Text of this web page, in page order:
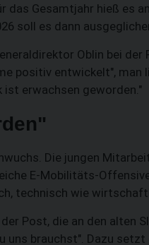
das Gesamtjahr hieß es
soll es dann
Oblin bei der
positiv entwickelt", man
ist erwachsen geworden."
Die jungen
E-Mobilitäts-
technisch wie
Post, die an den alten
uns brauchst". Dazu